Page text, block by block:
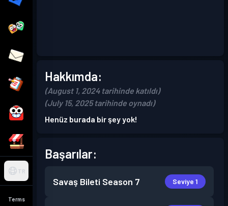
TR
Terms
Hakkımda:
(August 1, 2024 tarihinde katıldı)
(July 15, 2025 tarihinde oynadı)
Henüz burada bir şey yok!
Başarılar:
Savaş Bileti Season 7 Seviye 1